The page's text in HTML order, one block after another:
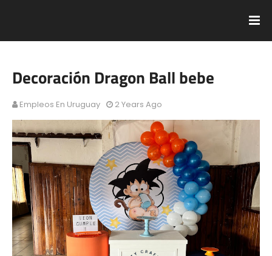
Decoración Dragon Ball bebe
Empleos En Uruguay 2 Years Ago